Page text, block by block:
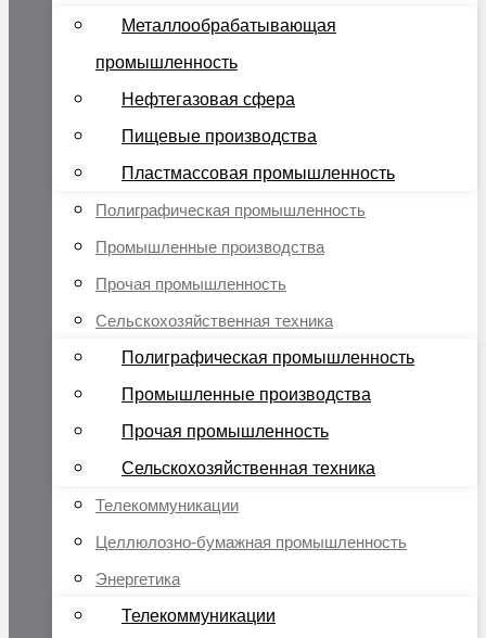
Металлообрабатывающая
промышленность
Нефтегазовая сфера
Пищевые производства
Пластмассовая промышленность
Полиграфическая промышленность
Промышленные производства
Прочая промышленность
Сельскохозяйственная техника
Полиграфическая промышленность
Промышленные производства
Прочая промышленность
Сельскохозяйственная техника
Телекоммуникации
Целлюлозно-бумажная промышленность
Энергетика
Телекоммуникации